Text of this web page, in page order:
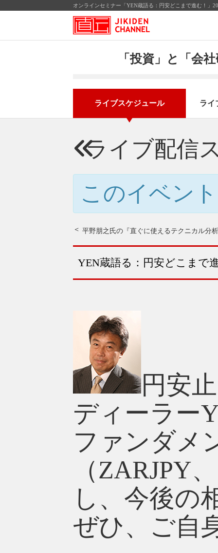
オンラインセミナー「YEN蔵語る：円安どこまで進む！」
「投資」と「会
ライブスケジュール ライ
ライブ配信
このイベン
平野朋之氏の『直ぐに使えるテクニカル分
YEN蔵語る：円安どこまで
円安
ディーラー
ファンダメ
（ZARJPY
し、今後の
ぜひ、ご自